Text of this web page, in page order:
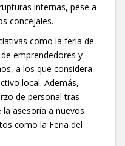
internas, pese a
concejales.
como la feria de
emprendedores y
a los que considera
local. Además,
de personal tras
asesoría a nuevos
como la Feria del